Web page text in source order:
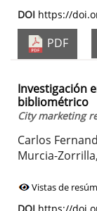
DOI https://
PDF
Investigación
bibliométrico
City marketing
Carlos
Murcia-
Vistas de